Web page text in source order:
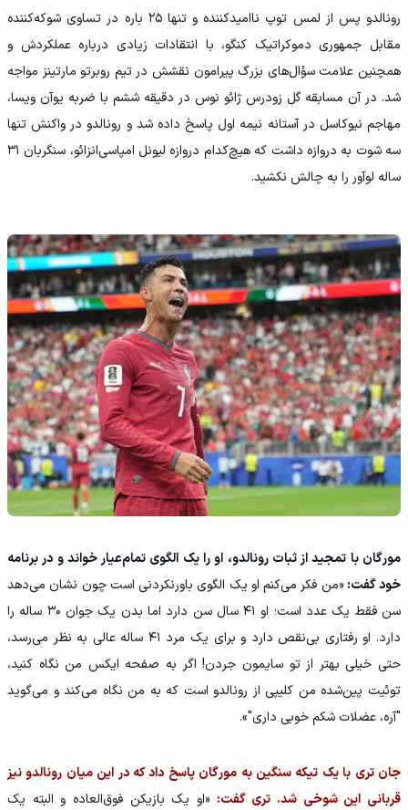
رونالدو پس از لمس توپ ناامیدکننده و تنها ۲۵ باره در تساوی شوکه‌کننده
مقابل جمهوری دموکراتیک کنگو، با انتقادات زیادی درباره عملکردش و
همچنین علامت سؤال‌های بزرگ پیرامون نقشش در تیم روبرتو مارتینز مواجه
شد. در آن مسابقه گل زودرس ژائو نوس در دقیقه ششم با ضربه یوآن ویسا،
مهاجم نیوکاسل در آستانه نیمه اول پاسخ داده شد و رونالدو در واکنش تنها
سه شوت به دروازه داشت که هیچ‌کدام دروازه لیونل امپاسی‌انزائو، سنگربان ۳۱
ساله لوآور را به چالش نکشید.
مورگان با تمجید از ثبات رونالدو، او را یک الگوی تمام‌عیار خواند و در برنامه
خود گفت: «من فکر می‌کنم او یک الگوی باورنکردنی است چون نشان می‌دهد
سن فقط یک عدد است؛ او ۴۱ سال سن دارد اما بدن یک جوان ۳۰ ساله را
دارد. او رفتاری بی‌نقص دارد و برای یک مرد ۴۱ ساله عالی به نظر می‌رسد،
حتی خیلی بهتر از تو سایمون جردن! اگر به صفحه ایکس من نگاه کنید،
توئیت پین‌شده من کلیپی از رونالدو است که به من نگاه می‌کند و می‌گوید
"آره، عضلات شکم خوبی داری"».
جان تری با یک تیکه سنگین به مورگان پاسخ داد که در این میان رونالدو نیز
قربانی این شوخی شد. تری گفت: «او یک بازیکن فوق‌العاده و البته یک